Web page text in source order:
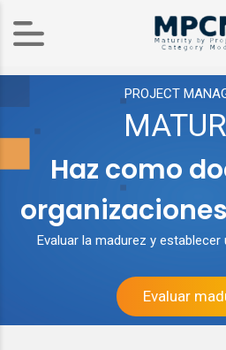
PROJECT
Haz como
Evaluar la madurez y
Evaluar